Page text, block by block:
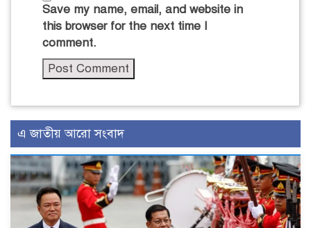
Save my name, email, and website in
this browser for the next time I
comment.
এ জাতীয় আরো সংবাদ